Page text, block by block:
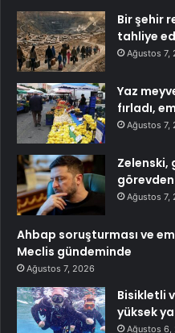
Bir şehir
tahliye
Ağustos 7,
Yaz
fırladı,
Ağustos 7,
Zelenski,
görevden
Ağustos 7,
Ahbap soruşturması ve
Meclis gündeminde
Ağustos 7, 2026
Bisikletli
yüksek
Ağustos 6,